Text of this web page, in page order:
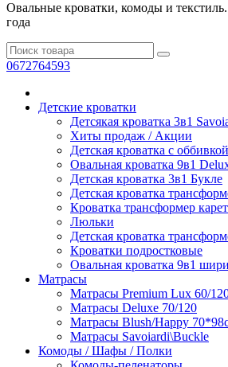
Овальные кроватки, комоды и
года
0672764593
Детские кроватки
Детсякая кроватка 3в1
Хиты продаж / Aкции
Детская кроватка с оббивкой
Овальная кроватка 9в1
Детская кроватка 3в1 Букле
Детская кроватка
Кроватка транcформер
Люльки
Детская кроватка
Кроватки подростковые
Овальная кроватка 9в1
Матрасы
Матрасы Premium Lux 60/
Матрасы Deluxe 70/120
Матрасы Blush/Happy
Матрасы Savoiardi\Buckle
Комоды / Шафы / Полки